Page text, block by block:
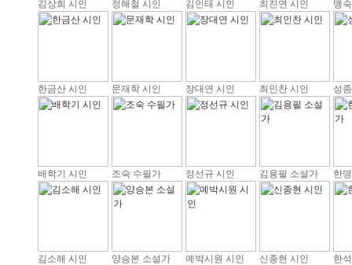
김상희 시인 정해철 시인 김인태 시인 최진연 시인 맹
한금산 시인 문재학 시인 장대연 시인 최인찬 시인 성
배학기 시인 조숙 수필가 정선규 시인 김용필 소설가 한
김소해 시인 양승본 소설가 예박시원 시인 신종현 시인 한